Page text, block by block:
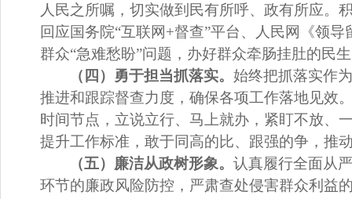
人民之所嘱，切实做到民有所呼、政有所应。
回应国务院“互联网+督查”平台、 人民网 《领导
群众“急难愁盼”问题，办好群众牵肠挂肚的民
（四）勇于担当抓落实。始终把抓落实作
推进和跟踪督查力度，确保各项工作落地见效
时间节点，立说立行、马上就办，紧盯不放、
提升工作标准，敢于同高的比、跟强的争，推
（五）廉洁从政树形象。认真履行全面从
环节的廉政风险防控，严肃查处侵害群众利益